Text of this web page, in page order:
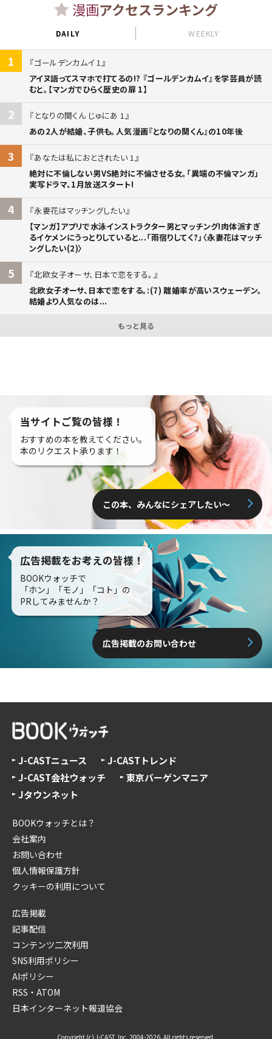
漫画アクセスランキング
DAILY WEEKLY
1
ゴールデンカムイ 1
アイヌ語ってスマホで打てるの!? 『ゴールデンカムイ』を学芸員が読
むと。【マンガでひらく歴史の扉 1】
2
となりの関くん じゅにあ 1
あの2人が結婚、子供も。人気漫画『となりの関くん』の10年後
3
あなたは私におとされたい 1
絶対に不倫しない男VS絶対に不倫させる女。「異端の不倫マンガ」
実写ドラマ、1月放送スタート!
4
永妻花はマッチングしたい
【マンガ】アプリで水泳インストラクター男とマッチング!肉体派すぎ
るイケメンにうっとりしていると...「雨宿りしてく?」〈永妻花はマッチ
ングしたい(2)〉
5
北欧女子オーサ、日本で恋をする。
北欧女子オーサ、日本で恋をする。:(7) 離婚率が高いスウェーデン。
結婚より人気なのは...
もっと見る
当サイトご覧の皆様！
おすすめの本を教えてください。
本のリクエスト承ります！
この本、みんなにシェアしたい〜
広告掲載をお考えの皆様！
BOOKウォッチで
「ホン」「モノ」「コト」の
PRしてみませんか？
広告掲載のお問い合わせ
J-CASTニュース
J-CASTトレンド
J-CAST会社ウォッチ
東京バーゲンマニア
Jタウンネット
BOOKウォッチとは？
会社案内
お問い合わせ
個人情報保護方針
クッキーの利用について
広告掲載
記事配信
コンテンツ二次利用
SNS利用ポリシー
AIポリシー
RSS・ATOM
日本インターネット報道協会
Copyright (c) J-CAST, Inc. 2004-2026. All rights reserved.